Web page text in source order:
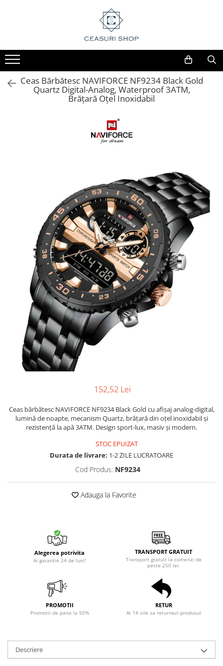
Ceas Bărbătesc NAVIFORCE NF9234 Black Gold
Quartz Digital-Analog, Waterproof 3ATM,
Brățară Oțel Inoxidabil
152,52 Lei
Ceas bărbătesc NAVIFORCE NF9234 Black Gold cu afișaj analog-digital,
lumină de noapte, mecanism Quartz, brățară din oțel inoxidabil și
rezistență la apă 3ATM. Design sport-lux, masiv și modern.
STOC EPUIZAT
Durata de livrare: 1-2 ZILE LUCRATOARE
Cod Produs: NF9234
Adauga la Favorite
Alegerea potrivita
Ai garantie 24 de luni!
TRANSPORT GRATUIT
Transport gratuit la comenzi de
peste 250 lei.
PROMOTII
Promotii de pana la 50%
RETUR
Ai 14 zile sa returnezi produsul
Descriere